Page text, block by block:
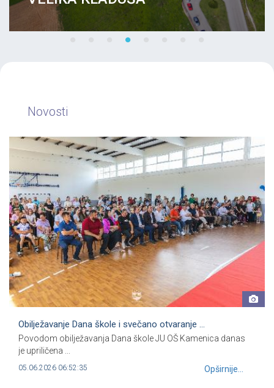
Novosti
Obilježavanje Dana škole i svečano otvaranje ...
Povodom obilježavanja Dana škole JU OŠ Kamenica danas
je upriličena ...
05.06.2026 06:52:35 Opširnije...